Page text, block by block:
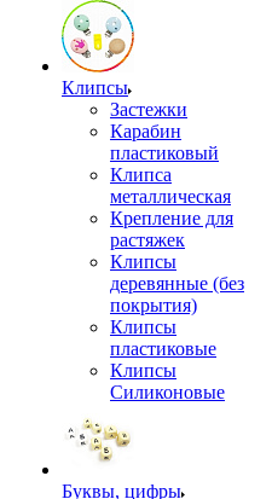
Клипсы
Застежки
Карабин
пластиковый
Клипса
металлическая
Крепление для
растяжек
Клипсы
деревянные (без
покрытия)
Клипсы
пластиковые
Клипсы
Силиконовые
Буквы, цифры